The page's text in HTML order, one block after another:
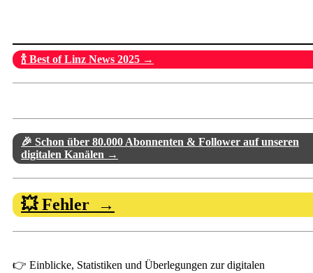
🍾 Best of Linz News 2025 →
🎉 Schon über 80.000 Abonnenten & Follower auf unseren
digitalen Kanälen →
💥 Fehler →
👉 Einblicke, Statistiken und Überlegungen zur digitalen